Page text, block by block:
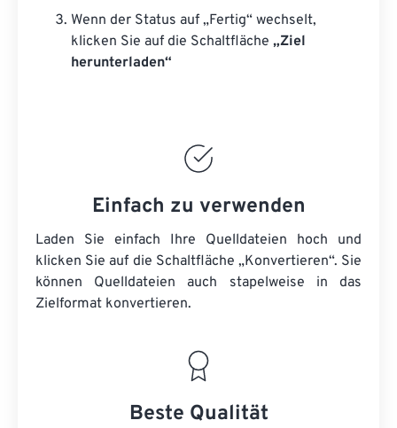
Wenn der Status auf „Fertig“ wechselt,
klicken Sie auf die Schaltfläche „Ziel
herunterladen“
Einfach zu verwenden
Laden Sie einfach Ihre Quelldateien hoch und
klicken Sie auf die Schaltfläche „Konvertieren“. Sie
können Quelldateien auch stapelweise in das
Zielformat konvertieren.
Beste Qualität